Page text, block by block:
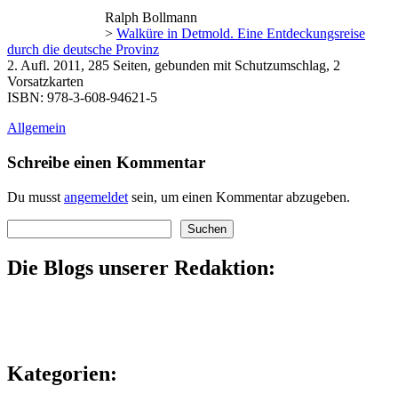
Ralph Bollmann
> Walküre in Detmold. Eine Entdeckungsreise
durch die deutsche Provinz
2. Aufl. 2011, 285 Seiten, gebunden mit Schutzumschlag, 2
Vorsatzkarten
ISBN: 978-3-608-94621-5
Allgemein
Schreibe einen Kommentar
Du musst angemeldet sein, um einen Kommentar abzugeben.
Suchen
Die Blogs unserer Redaktion:
Kategorien: